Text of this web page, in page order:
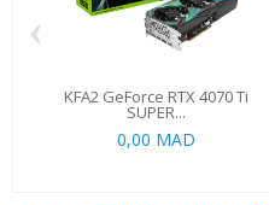
KFA2 GeForce RTX 4070 Ti
SUPER...
0,00 MAD
‹